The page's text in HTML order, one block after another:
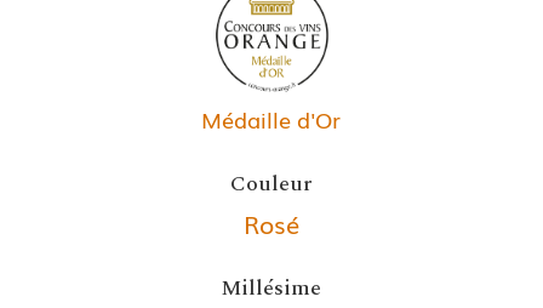
Médaille d'Or
Couleur
Rosé
Millésime